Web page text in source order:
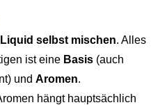
Liquid selbst mischen. Alles
ist eine Basis (auch
und Aromen.
hängt hauptsächlich